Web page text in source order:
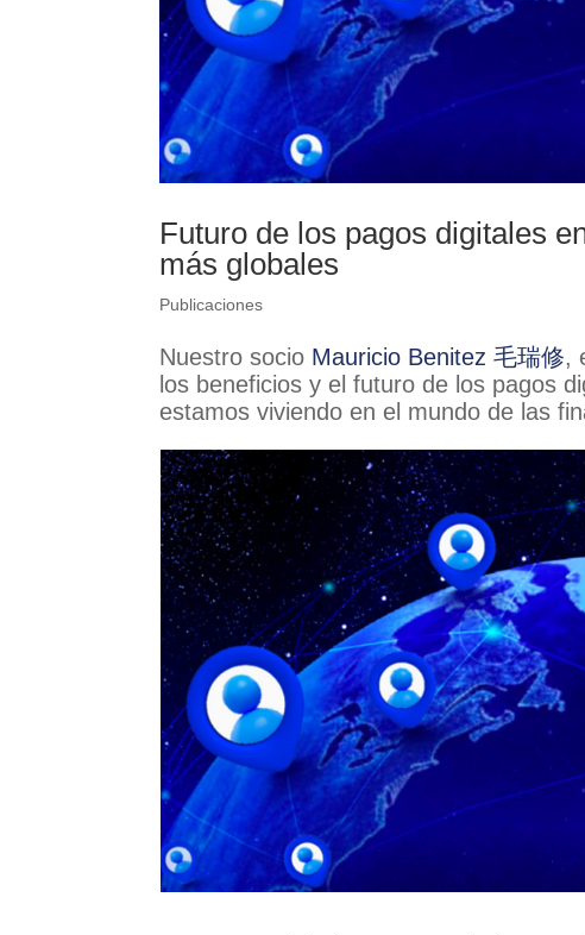
Futuro de los pagos digitales
más globales
Publicaciones
Nuestro socio Mauricio Benitez 毛瑞修,
los beneficios y el futuro de los pagos
estamos viviendo en el mundo de las